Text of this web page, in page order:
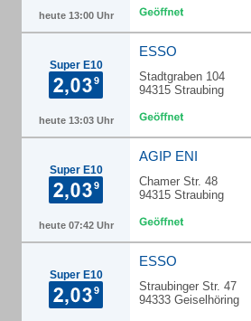
heute 13:00 Uhr
Super E10
heute 13:03 Uhr
ESSO
Stadtgraben 104
94315 Straubing
Super E10
heute 07:42 Uhr
AGIP ENI
Chamer Str. 48
94315 Straubing
Super E10
ESSO
Straubinger Str. 47
94333 Geiselhöring